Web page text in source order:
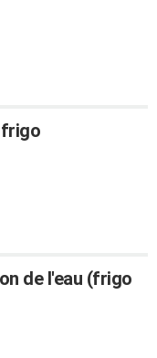
frigo
de l'eau (frigo